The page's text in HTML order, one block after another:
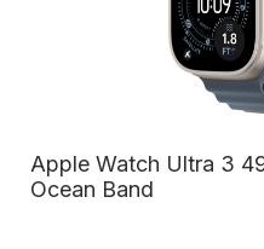
Apple Watch Ultra 3
Ocean Band